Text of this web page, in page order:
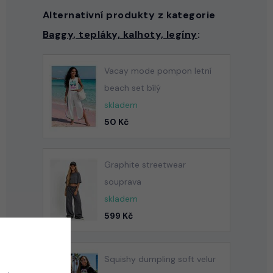
Alternativní produkty z kategorie
Baggy, tepláky, kalhoty, legíny:
Vacay mode pompon letní
beach set bílý
skladem
50 Kč
Graphite streetwear
souprava
skladem
599 Kč
Squishy dumpling soft velur